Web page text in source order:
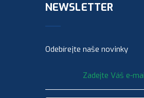
NEWSLETTER
Odebírejte naše novinky